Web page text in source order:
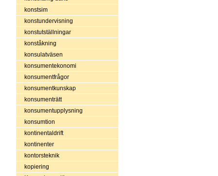
konstsim
konstundervisning
konstutställningar
konståkning
konsulatväsen
konsumentekonomi
konsumentfrågor
konsumentkunskap
konsumenträtt
konsumentupplysning
konsumtion
kontinentaldrift
kontinenter
kontorsteknik
kopiering